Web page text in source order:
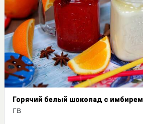
Горячий белый шоколад с имбирем
ГВ